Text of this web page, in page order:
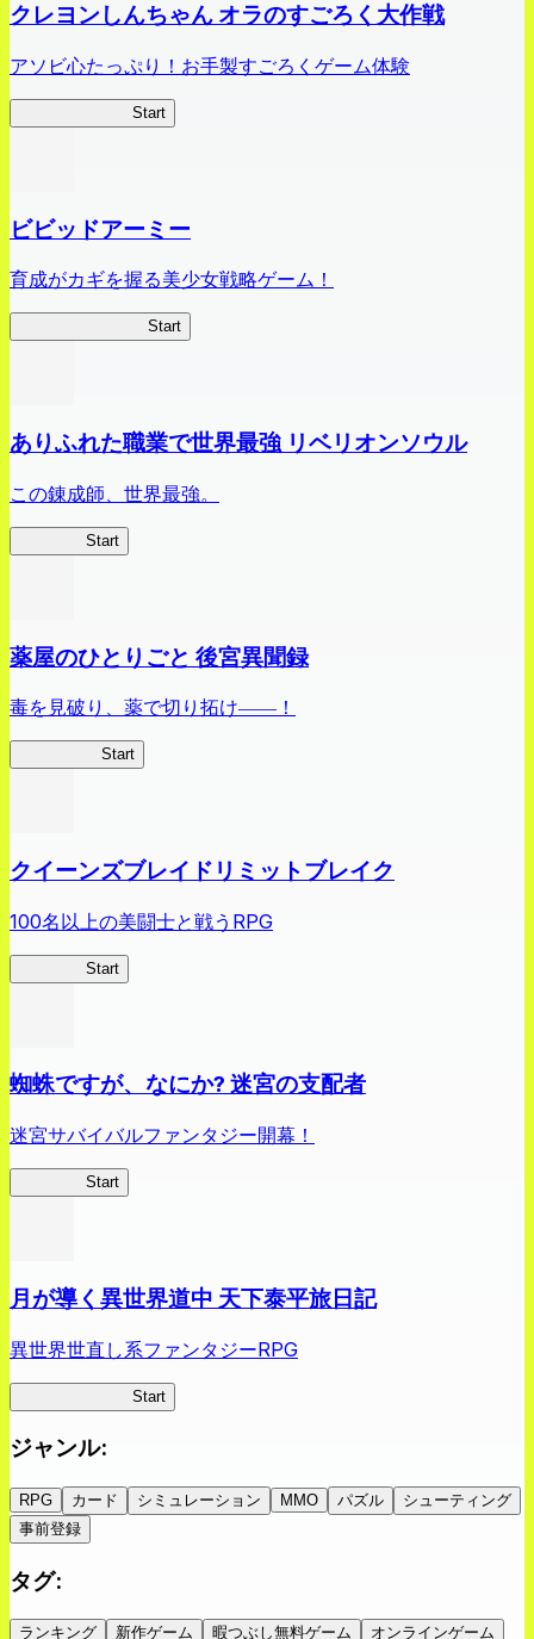
クレヨンしんちゃん オラのすごろく大作戦
アソビ心たっぷり！お手製すごろくゲーム体験
Start
ビビッドアーミー
育成がカギを握る美少女戦略ゲーム！
Start
ありふれた職業で世界最強 リベリオンソウル
この錬成師、世界最強。
Start
薬屋のひとりごと 後宮異聞録
毒を見破り、薬で切り拓け――！
Start
クイーンズブレイドリミットブレイク
100名以上の美闘士と戦うRPG
Start
蜘蛛ですが、なにか? 迷宮の支配者
迷宮サバイバルファンタジー開幕！
Start
月が導く異世界道中 天下泰平旅日記
異世界世直し系ファンタジーRPG
Start
ジャンル:
RPG カード シミュレーション MMO パズル
シューティング
事前登録
タグ:
ランキング 新作ゲーム 暇つぶし無料ゲーム オンラインゲーム